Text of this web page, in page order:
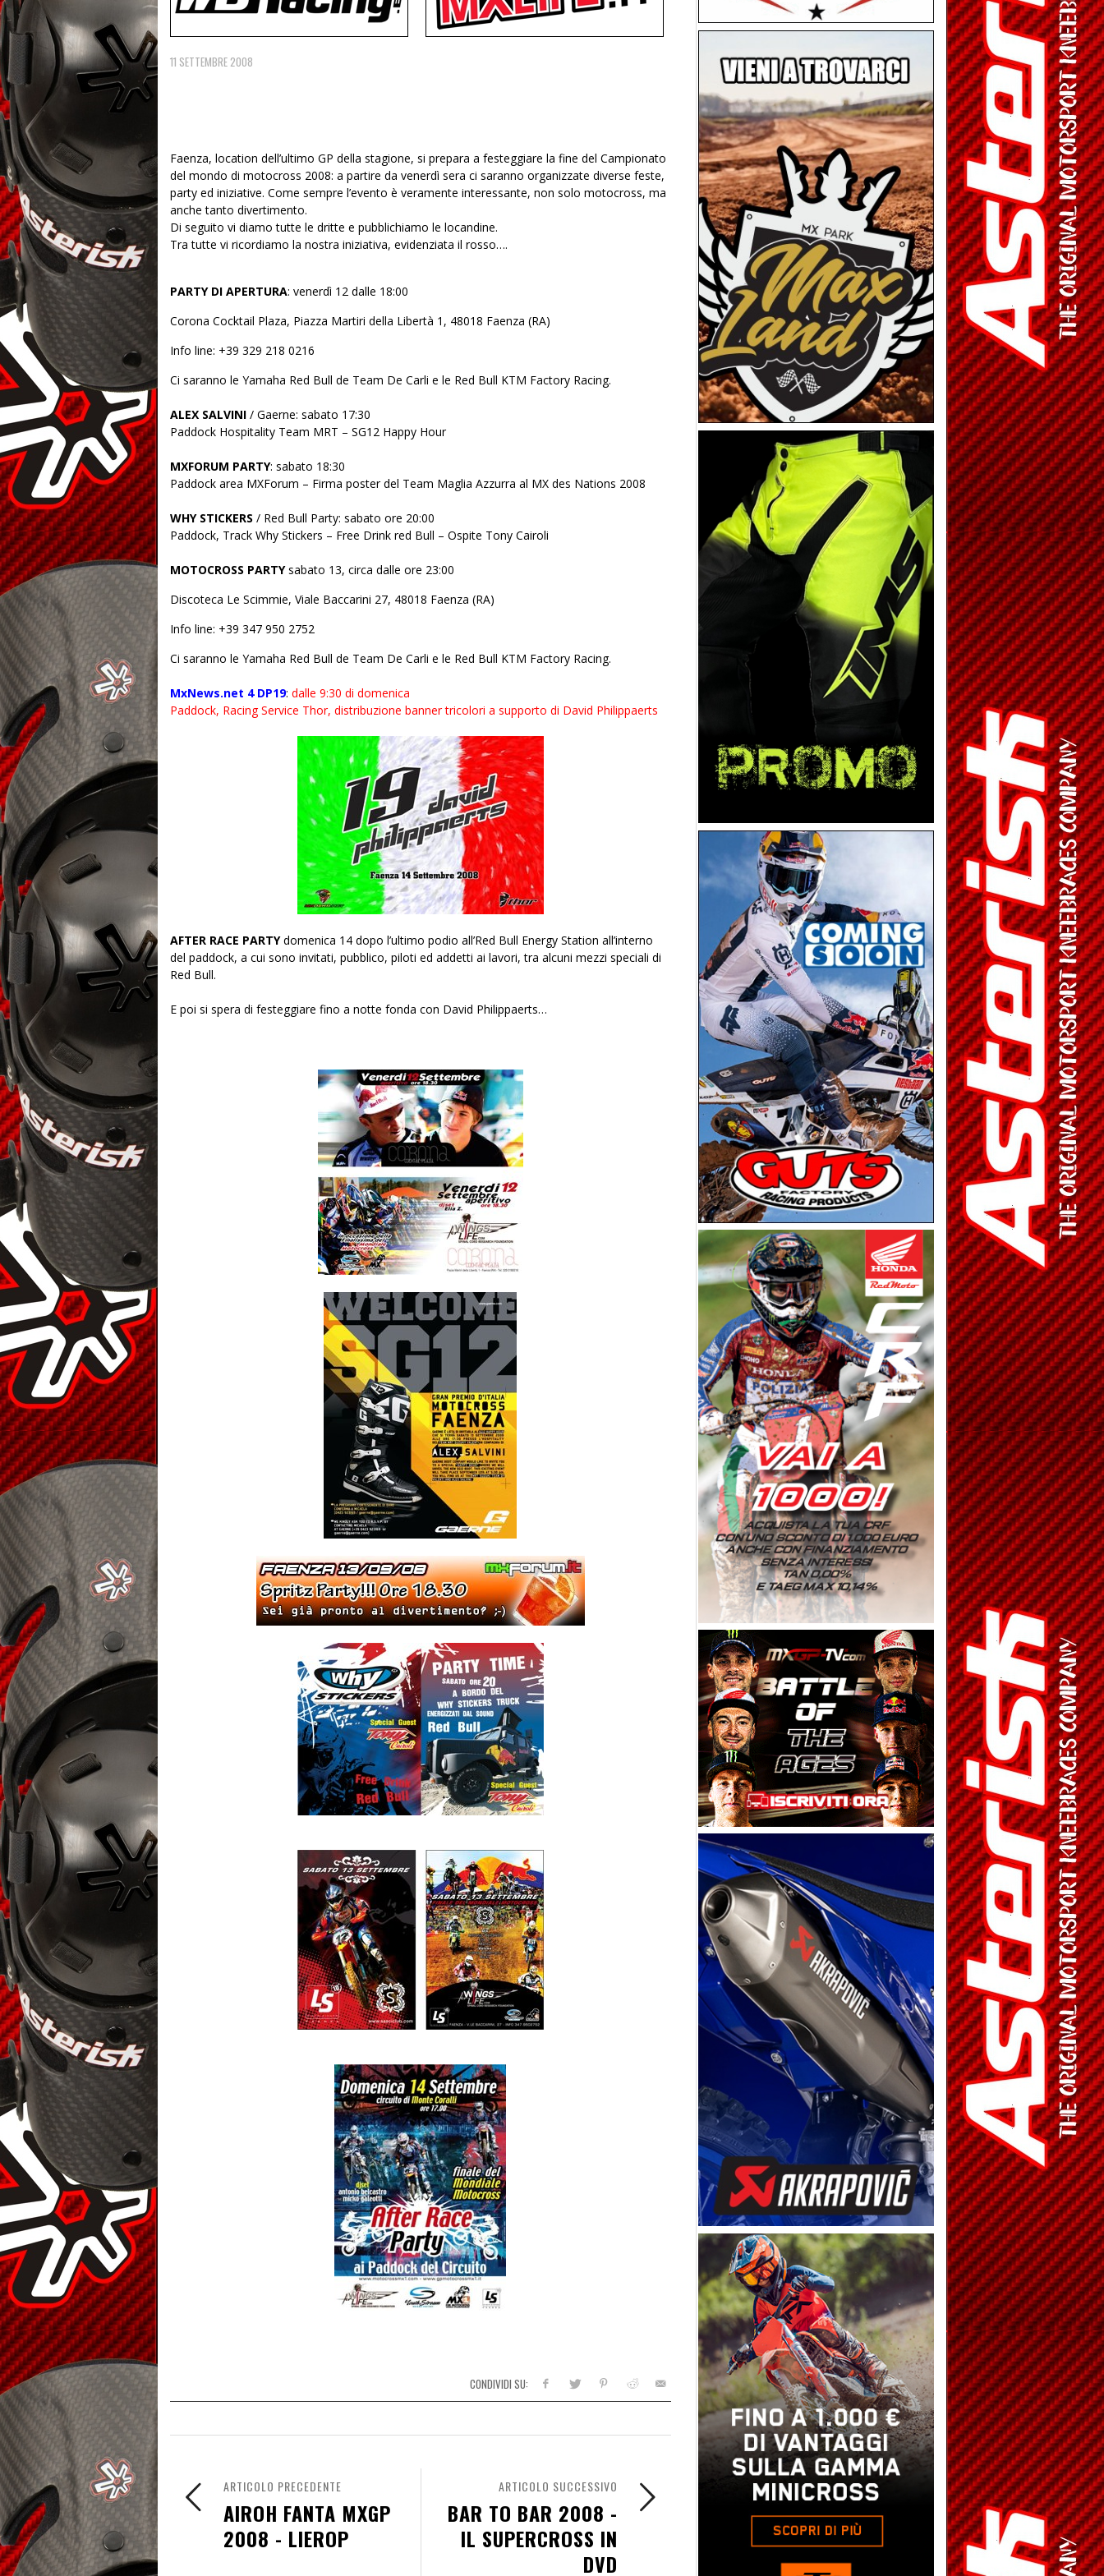
11 SETTEMBRE 2008
Faenza, location dell’ultimo GP della stagione, si prepara a festeggiare la fine del Campionato
del mondo di motocross 2008: a partire da venerdì sera ci saranno organizzate diverse feste,
party ed iniziative. Come sempre l’evento è veramente interessante, non solo motocross, ma
anche tanto divertimento.
Di seguito vi diamo tutte le dritte e pubblichiamo le locandine.
Tra tutte vi ricordiamo la nostra iniziativa, evidenziata il rosso….
PARTY DI APERTURA: venerdì 12 dalle 18:00
Corona Cocktail Plaza, Piazza Martiri della Libertà 1, 48018 Faenza (RA)
Info line: +39 329 218 0216
Ci saranno le Yamaha Red Bull de Team De Carli e le Red Bull KTM Factory Racing.
ALEX SALVINI / Gaerne: sabato 17:30
Paddock Hospitality Team MRT – SG12 Happy Hour
MXFORUM PARTY: sabato 18:30
Paddock area MXForum – Firma poster del Team Maglia Azzurra al MX des Nations 2008
WHY STICKERS / Red Bull Party: sabato ore 20:00
Paddock, Track Why Stickers – Free Drink red Bull – Ospite Tony Cairoli
MOTOCROSS PARTYsabato 13, circa dalle ore 23:00
Discoteca Le Scimmie, Viale Baccarini 27, 48018 Faenza (RA)
Info line: +39 347 950 2752
Ci saranno le Yamaha Red Bull de Team De Carli e le Red Bull KTM Factory Racing.
MxNews.net 4 DP19: dalle 9:30 di domenica
Paddock, Racing Service Thor, distribuzione banner tricolori a supporto di David Philippaerts
AFTER RACE PARTYdomenica 14 dopo l’ultimo podio all’Red Bull Energy Station all’interno
del paddock, a cui sono invitati, pubblico, piloti ed addetti ai lavori, tra alcuni mezzi speciali di
Red Bull.
E poi si spera di festeggiare fino a notte fonda con David Philippaerts…
CONDIVIDI SU:
ARTICOLO SUCCESSIVO
BAR TO BAR 2008 -
IL SUPERCROSS IN
DVD
ARTICOLO PRECEDENTE
AIROH FANTA MXGP
2008 - LIEROP